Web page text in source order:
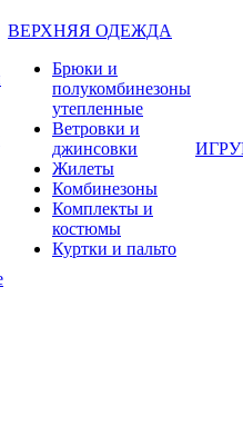
ВЕРХНЯЯ ОДЕЖДА
Брюки и
полукомбинезоны
утепленные
Ветровки и
джинсовки
Жилеты
Комбинезоны
Комплекты и
костюмы
Куртки и пальто